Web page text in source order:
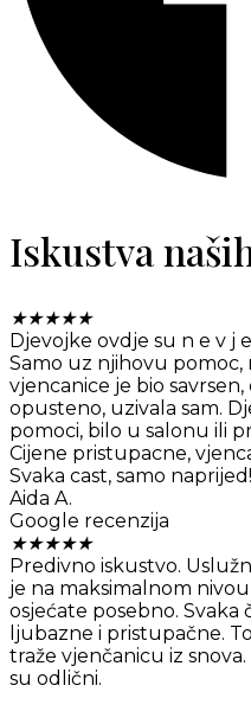
Iskustva
★★★★★
Djevojke ovdje su n e v j
Samo uz njihovu pomoc,
vjencanice je bio
opusteno, uzivala sam.
pomoci, bilo u salonu ili
Cijene pristupacne,
Svaka cast, samo
Aida A.
Google recenzija
★★★★★
Predivno iskustvo.
je na maksimalnom
osjećate posebno. Svaka
ljubazne i pristupačne.
traže vjenčanicu iz
su odlični.